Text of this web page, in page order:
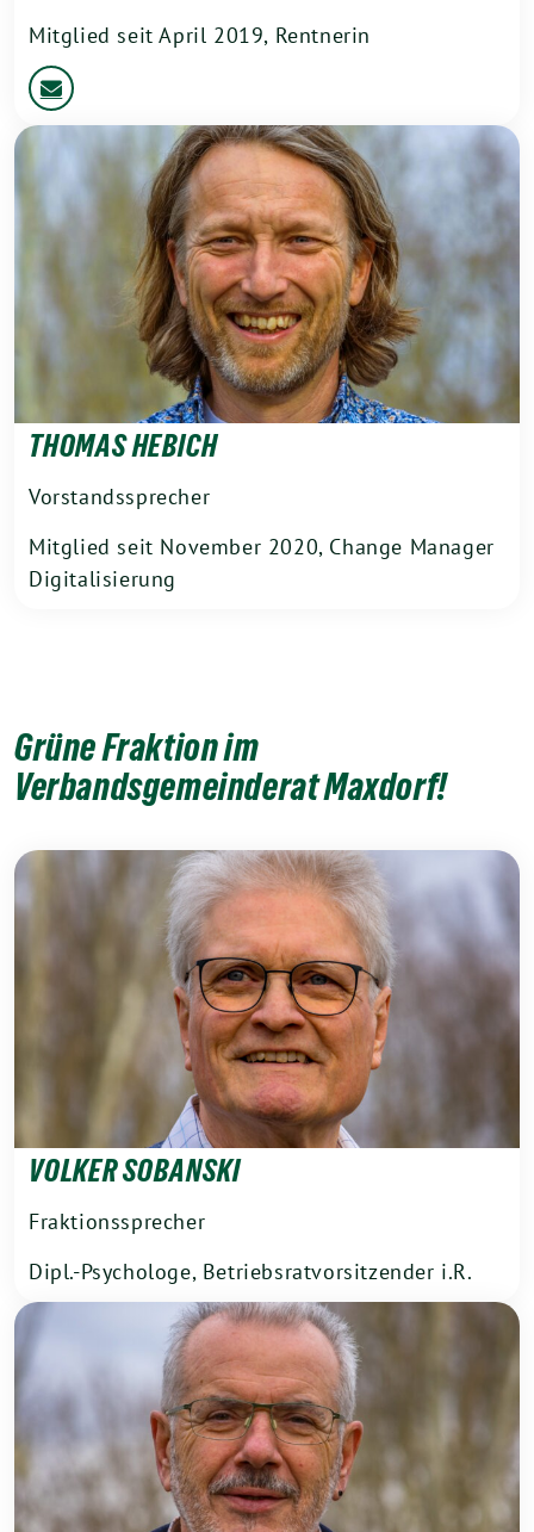
Mitglied seit April 2019, Rentnerin
THOMAS HEBICH
Vorstandssprecher
Mitglied seit November 2020, Change Manager
Digitalisierung
Grüne Fraktion im
Verbandsgemeinderat Maxdorf!
VOLKER SOBANSKI
Fraktionssprecher
Dipl.-Psychologe, Betriebsratvorsitzender i.R.